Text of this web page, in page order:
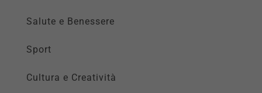
Salute e Benessere
Sport
Cultura e Creatività